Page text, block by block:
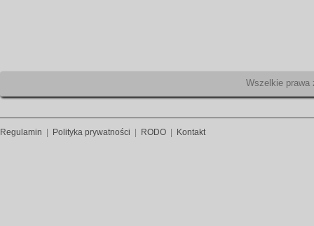
Regulamin Polityka prywatności RODO Kontakt